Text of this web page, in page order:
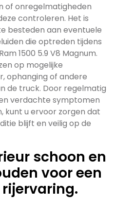
of onregelmatigheden
controleren. Het is
besteden aan eventuele
die optreden tijdens
1500 5.9 V8 Magnum.
op mogelijke
ophanging of andere
de truck. Door regelmatig
verdachte symptomen
kunt u ervoor zorgen dat
blijft en veilig op de
schoon en
voor een